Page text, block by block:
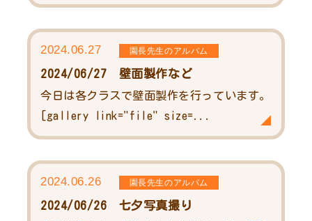
2024.06.27 園長先生のアルバム
2024/06/27 壁面製作など
今日は各クラスで壁面製作を行っています。
[gallery link="file" size=...
2024.06.26 園長先生のアルバム
2024/06/26 七夕写真撮り